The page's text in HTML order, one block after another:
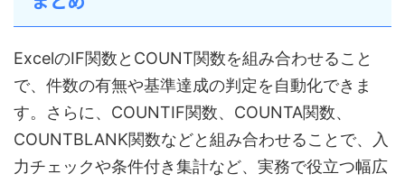
ExcelのIF関数とCOUNT関数を組み合わせること
で、件数の有無や基準達成の判定を自動化できま
す。さらに、COUNTIF関数、COUNTA関数、
COUNTBLANK関数などと組み合わせることで、入
力チェックや条件付き集計など、実務で役立つ幅広